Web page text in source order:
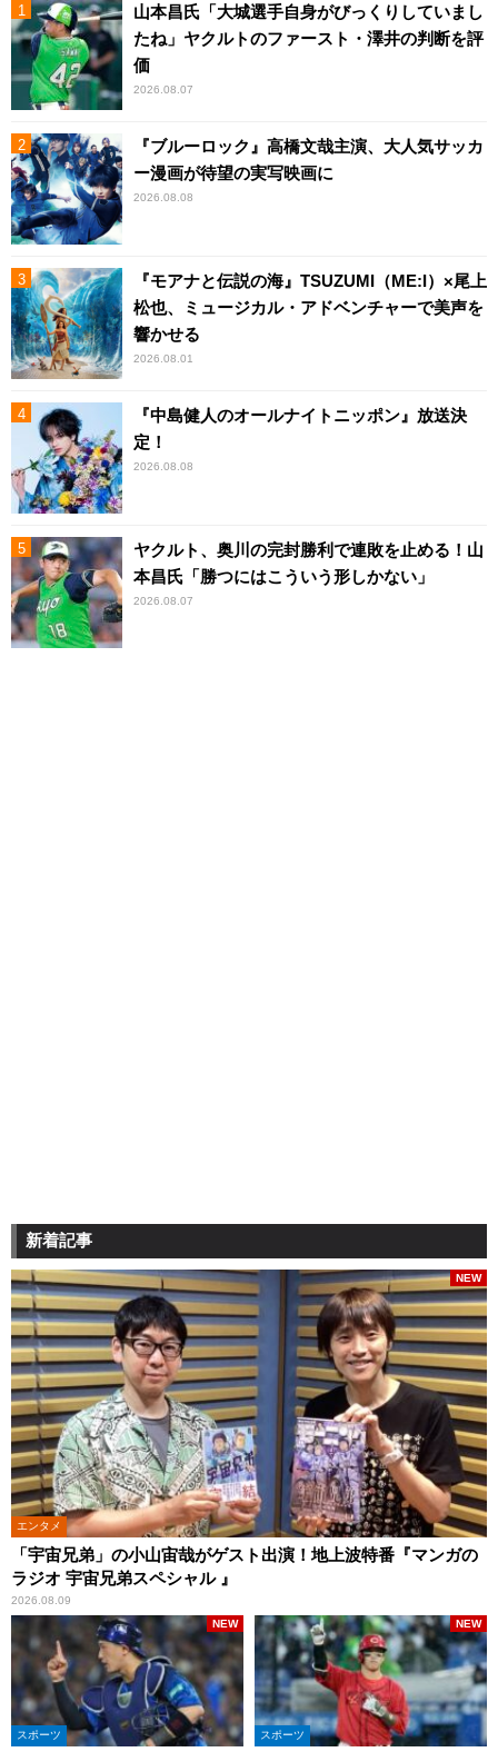
山本昌氏「大城選手自身がびっくりしていまし
たね」ヤクルトのファースト・澤井の判断を評
価
2026.08.07
『ブルーロック』高橋文哉主演、大人気サッカ
ー漫画が待望の実写映画に
2026.08.08
『モアナと伝説の海』TSUZUMI（ME:I）×尾上
松也、ミュージカル・アドベンチャーで美声を
響かせる
2026.08.01
『中島健人のオールナイトニッポン』放送決
定！
2026.08.08
ヤクルト、奥川の完封勝利で連敗を止める！山
本昌氏「勝つにはこういう形しかない」
2026.08.07
新着記事
エンタメ
「宇宙兄弟」の小山宙哉がゲスト出演！地上波特番『マンガの
ラジオ 宇宙兄弟スペシャル 』
2026.08.09
NEW
スポーツ
NEW
スポーツ
NEW